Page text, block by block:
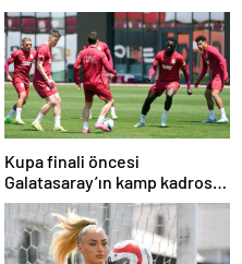
Kupa finali öncesi
Galatasaray’ın kamp kadrosu
belli oldu!